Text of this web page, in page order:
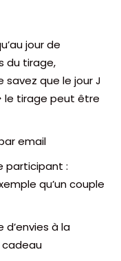
jour de
du tirage,
savez que le jour J
le tirage peut être
email
participant :
qu’un couple
à la
cadeau